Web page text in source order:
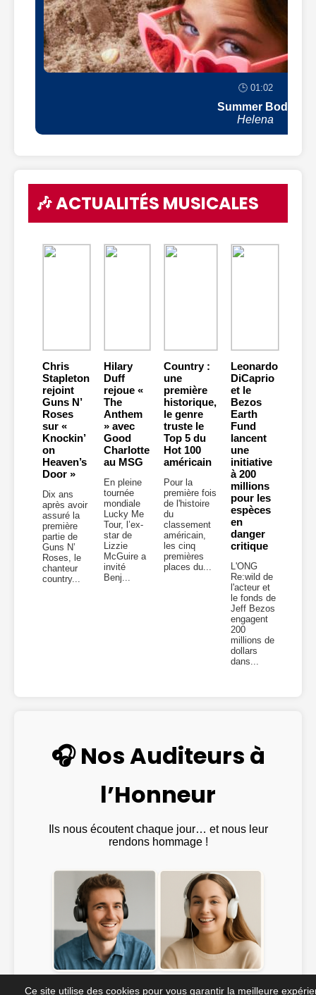
🕒 01:02
Summer Body
Helena
🎶 ACTUALITÉS MUSICALES
Chris
Stapleton
rejoint
Guns N’
Roses
sur «
Knockin’
on
Heaven’s
Door »
Dix ans
après avoir
assuré la
première
partie de
Guns N’
Roses, le
chanteur
country...
Hilary
Duff
rejoue «
The
Anthem
» avec
Good
Charlotte
au MSG
En pleine
tournée
mondiale
Lucky Me
Tour, l’ex-
star de
Lizzie
McGuire a
invité
Benj...
Country :
une
première
historique,
le genre
truste le
Top 5 du
Hot 100
américain
Pour la
première fois
de l'histoire
du
classement
américain,
les cinq
premières
places du...
Leonardo
DiCaprio
et le
Bezos
Earth
Fund
lancent
une
initiative
à 200
millions
pour les
espèces
en
danger
critique
L'ONG
Re:wild de
l'acteur et
le fonds de
Jeff Bezos
engagent
200
millions de
dollars
dans...
🎧 Nos Auditeurs à
l’Honneur
Ils nous écoutent chaque jour… et nous leur
rendons hommage !
Ce site utilise des cookies pour vous garantir la meilleure